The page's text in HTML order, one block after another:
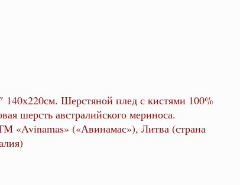
140х220см. Шерстяной плед с кистями 100%
шерсть австралийского мериноса.
«Avinamas» («Авинамас»), Литва (страна